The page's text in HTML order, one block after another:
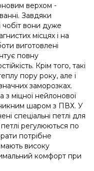
верхом -
Завдяки
чобіт вони дуже
місцях і на
виготовлені
повну
Крім того, такі
пору року, але і
заморозках.
міцної нейлонової
шаром з ПВХ. У
спеціальні петлі для
регулюються по
потрібне
високу
комфорт при